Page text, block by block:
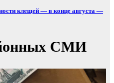
клещей — в конце августа —